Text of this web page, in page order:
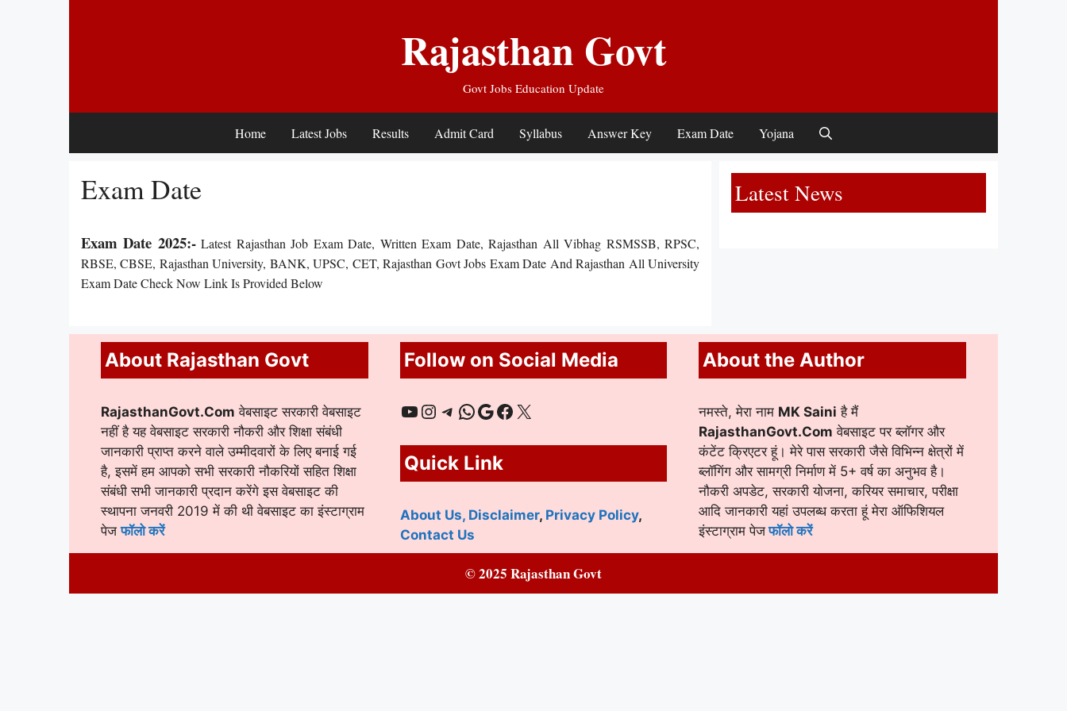
Rajasthan Govt
Govt Jobs Education Update
Home Latest Jobs Results Admit Card Syllabus Answer Key Exam Date Yojana
Exam Date
Exam Date 2025:-Latest Rajasthan Job Exam Date, Written Exam Date, Rajasthan All Vibhag RSMSSB, RPSC,
RBSE, CBSE, Rajasthan University, BANK, UPSC, CET, Rajasthan Govt Jobs Exam Date And Rajasthan All University
Exam Date Check Now Link Is Provided Below
Latest News
About Rajasthan Govt
RajasthanGovt.Com वेबसाइट सरकारी वेबसाइट
नहीं है यह वेबसाइट सरकारी नौकरी और शिक्षा संबंधी
जानकारी प्राप्त करने वाले उम्मीदवारों के लिए बनाई गई
है, इसमें हम आपको सभी सरकारी नौकरियों सहित शिक्षा
संबंधी सभी जानकारी प्रदान करेंगे इस वेबसाइट की
स्थापना जनवरी 2019 में की थी वेबसाइट का इंस्टाग्राम
पेजफॉलो करें
Follow on Social Media
YouTube
Instagram
Telegram
WhatsApp
Google
Facebook
X
Quick Link
About Us, Disclaimer, Privacy Policy,
Contact Us
About the Author
नमस्ते, मेरा नाम MK Saini है मैं
RajasthanGovt.Com वेबसाइट पर ब्लॉगर और
कंटेंट क्रिएटर हूं। मेरे पास सरकारी जैसे विभिन्न क्षेत्रों में
ब्लॉगिंग और सामग्री निर्माण में 5+ वर्ष का अनुभव है।
नौकरी अपडेट, सरकारी योजना, करियर समाचार, परीक्षा
आदि जानकारी यहां उपलब्ध करता हूं मेरा ऑफिशियल
इंस्टाग्राम पेज फॉलो करें
© 2025 Rajasthan Govt